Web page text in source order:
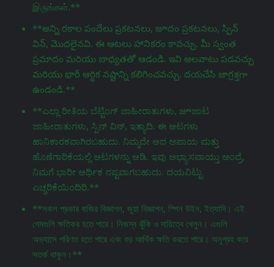
இருங்கள்.**
**అన్ని రకాల పందేలు ప్రకటనలు, జూదం ప్రకటనలు, స్పిన్
విన్, మొదలైనవి. ఈ ఆటలు హానికరం కావచ్చు. మీ స్వంత
ప్రమాదం మరియు బాధ్యతతో ఆడండి. ఇవి అలవాటు పడవచ్చు
మరియు భారీ ఆర్థిక నష్టాన్ని కలిగించవచ్చు. దయచేసి జాగ్రತ್ತగా
ఉండండి.**
**ಎಲ್ಲಾ ರೀತಿಯ ಬೆಟ್ಟಿಂಗ್ ಜಾಹೀರಾತುಗಳು, జూಜಾಟ
ಜಾಹೀರಾತುಗಳು, ಸ್ಪಿನ್ ವಿನ್, ಇತ್ಯಾದಿ. ಈ ಆಟಗಳು
ಹಾನಿಕಾರಕವಾಗಿರಬಹುದು. ನಿಮ್ಮದೇ ಆದ ಅಪಾಯ ಮತ್ತು
ಹೊಣೆಗಾರಿಕೆಯಲ್ಲಿ ಆಟಗಳನ್ನು ಆಡಿ. ಇವು ಅಭ್ಯಾಸವಾಯ್ತು ಅಂದ್ರೆ,
ನಿಮಗೆ ಭಾರೀ ಆರ್ಥಿಕ ನಷ್ಟವಾಗಬಹುದು. ದಯವಿಟ್ಟು
ಎಚ್ಚರಿಕೆಯಿಂದಿರಿ.**
**সকল প্রকার বাজির বিজ্ঞাপন, জুয়া বিজ্ঞাপন, স্পিন উইন, ইত্যাদি। এই
গেমগুলি ক্ষতিকর হতে পারে। নিজস্ব ঝুঁকি ও দায়িত্বে খেলুন। এগুলি
অভ্যাসে পরিণত হতে পারে এবং বড় আর্থিক ক্ষতি করতে পারে। অনুগ্রহ করে
সতর্ক থাকুন।**